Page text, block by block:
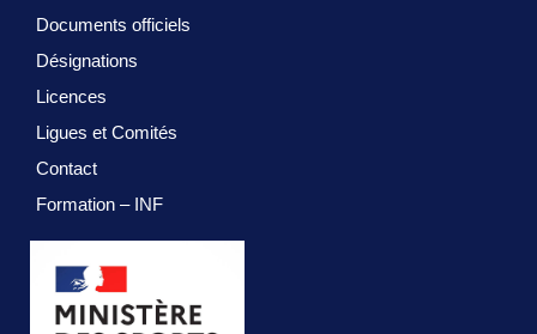
Documents officiels
Désignations
Licences
Ligues et Comités
Contact
Formation – INF